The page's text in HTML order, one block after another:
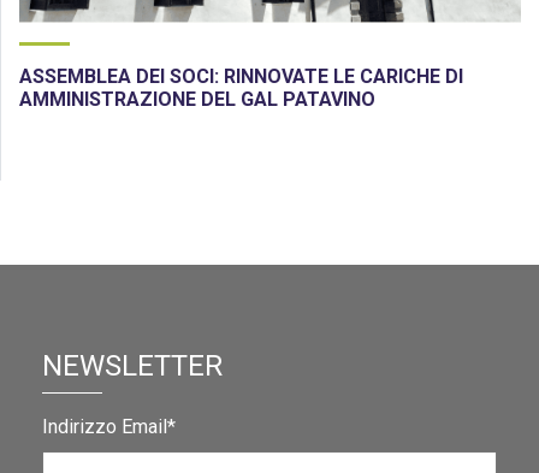
ASSEMBLEA DEI SOCI: RINNOVATE LE CARICHE DI
AMMINISTRAZIONE DEL GAL PATAVINO
NEWSLETTER
Indirizzo Email*